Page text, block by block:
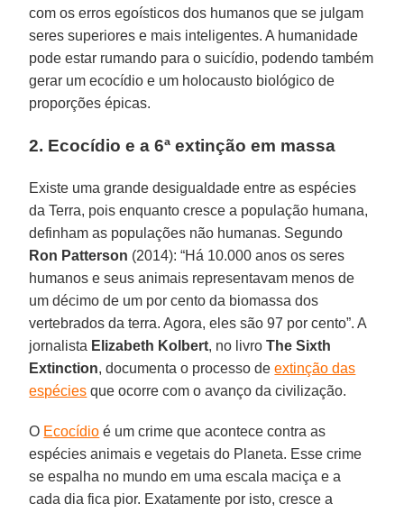
com os erros egoísticos dos humanos que se julgam
seres superiores e mais inteligentes. A humanidade
pode estar rumando para o suicídio, podendo também
gerar um ecocídio e um holocausto biológico de
proporções épicas.
2. Ecocídio e a 6ª extinção em massa
Existe uma grande desigualdade entre as espécies
da Terra, pois enquanto cresce a população humana,
definham as populações não humanas. Segundo
Ron Patterson (2014): “Há 10.000 anos os seres
humanos e seus animais representavam menos de
um décimo de um por cento da biomassa dos
vertebrados da terra. Agora, eles são 97 por cento”. A
jornalista Elizabeth Kolbert, no livroThe Sixth
Extinction, documenta o processo deextinção das
espécies que ocorre com o avanço da civilização.
O Ecocídio é um crime que acontece contra as
espécies animais e vegetais do Planeta. Esse crime
se espalha no mundo em uma escala maciça e a
cada dia fica pior. Exatamente por isto, cresce a